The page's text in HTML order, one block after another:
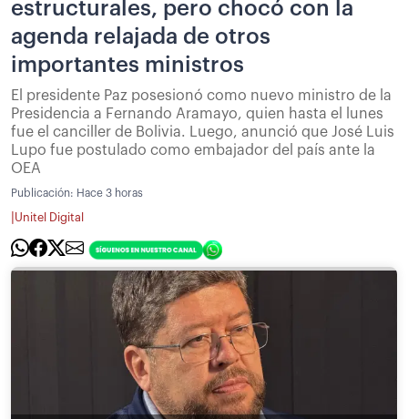
estructurales, pero chocó con la
agenda relajada de otros
importantes ministros
El presidente Paz posesionó como nuevo ministro de la
Presidencia a Fernando Aramayo, quien hasta el lunes
fue el canciller de Bolivia. Luego, anunció que José Luis
Lupo fue postulado como embajador del país ante la
OEA
Publicación: Hace 3 horas
Unitel Digital